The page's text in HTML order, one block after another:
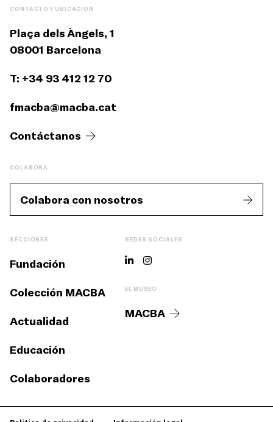
CONTACTO Y UBICACIÓN
Plaça dels Àngels, 1
08001 Barcelona
T: +34 93 412 12 70
fmacba@macba.cat
Contáctanos
COLABORA
Colabora con nosotros
SECCIONES
Fundación
Colección MACBA
Actualidad
Educación
Colaboradores
REDES SOCIALES
EL MUSEO
MACBA